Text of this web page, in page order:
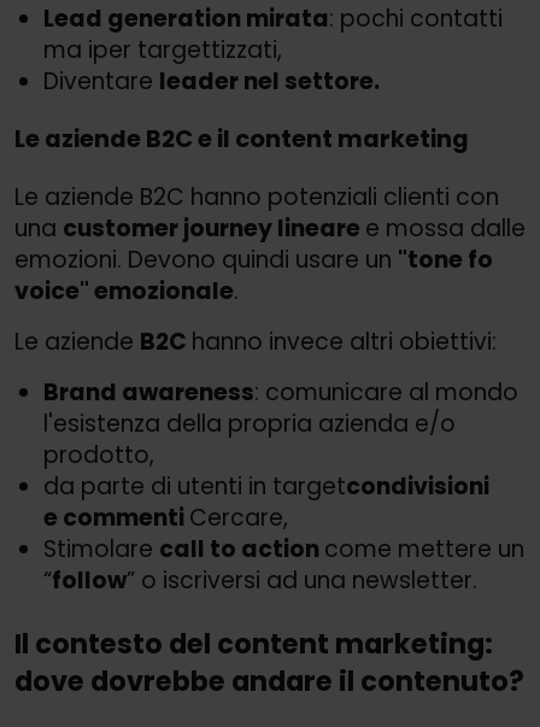
Lead generation mirata: pochi contatti
ma iper targettizzati,
Diventare leader nel settore.
Le aziende B2C e il content marketing
Le aziende B2C hanno potenziali clienti con
una customer journey lineare e mossa dalle
emozioni. Devono quindi usare un "tone fo
voice" emozionale.
Le aziende B2C hanno invece altri obiettivi:
Brand awareness: comunicare al mondo
l'esistenza della propria azienda e/o
prodotto,
da parte di utenti in targetcondivisioni
e commenti Cercare,
Stimolare call to action come mettere un
“follow” o iscriversi ad una newsletter.
Il contesto del content marketing:
dove dovrebbe andare il contenuto?